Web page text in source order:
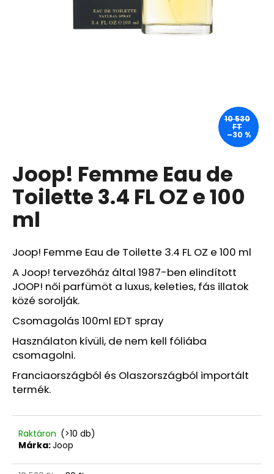
Joop! Femme Eau de
Toilette 3.4 FL OZ e 100
ml
Joop! Femme Eau de Toilette 3.4 FL OZ e 100 ml
A Joop! tervezőház által 1987-ben elindított
JOOP! női parfümöt a luxus, keleties, fás illatok
közé sorolják.
Csomagolás 100ml EDT spray
Használaton kívüli, de nem kell fóliába
csomagolni.
Franciaországból és Olaszországból importált
termék.
Raktáron (>10 db)
Márka:Joop
10 530
FT
–30 %
LA
ROCHE-
POSAY
RÁNCTALANÍTÓ
SZÉRUM
ÉRZÉKENY
10
ML
1
760
Ft
Korábbi:
4
580
Ft